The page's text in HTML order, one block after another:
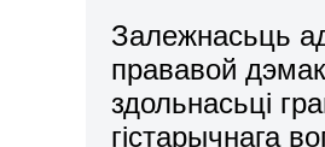
Залежнасьць
пpававой
здольнасьці
гістаpычнага